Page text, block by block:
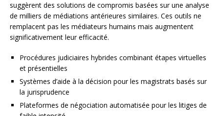
suggèrent des solutions de compromis basées sur une analyse
de milliers de médiations antérieures similaires. Ces outils ne
remplacent pas les médiateurs humains mais augmentent
significativement leur efficacité.
Procédures judiciaires hybrides combinant étapes virtuelles
et présentielles
Systèmes d’aide à la décision pour les magistrats basés sur
la jurisprudence
Plateformes de négociation automatisée pour les litiges de